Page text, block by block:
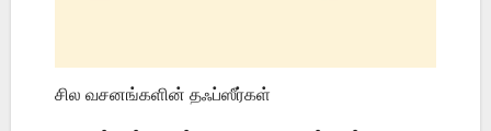
சில வசனங்களின் தஃப்ஸீர்கள்